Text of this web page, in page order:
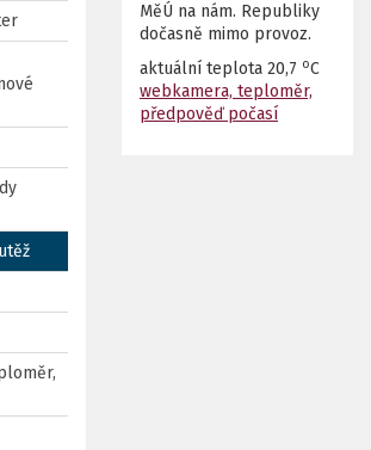
MěÚ na nám. Republiky
dočasně mimo provoz.
aktuální teplota 20,7 oC
webkamera, teploměr,
předpověď počasí